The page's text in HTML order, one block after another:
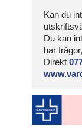
Kan du
Du kan
har
Direkt